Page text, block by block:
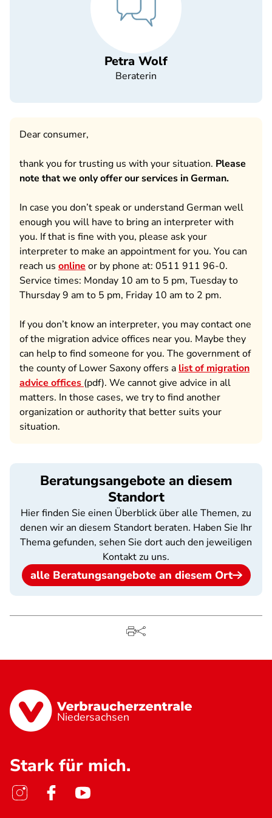
Petra Wolf
Beraterin
Dear consumer,
thank you for trusting us with your situation. Please
note that we only offer our services in German.
In case you don’t speak or understand German well
enough you will have to bring an interpreter with
you. If that is fine with you, please ask your
interpreter to make an appointment for you. You can
reach us online or by phone at: 0511 911 96-0.
Service times: Monday 10 am to 5 pm, Tuesday to
Thursday 9 am to 5 pm, Friday 10 am to 2 pm.
If you don’t know an interpreter, you may contact one
of the migration advice offices near you. Maybe they
can help to find someone for you. The government of
the county of Lower Saxony offers a list of migration
advice offices (pdf). We cannot give advice in all
matters. In those cases, we try to find another
organization or authority that better suits your
situation.
Beratungsangebote an diesem
Standort
Hier finden Sie einen Überblick über alle Themen, zu
denen wir an diesem Standort beraten. Haben Sie Ihr
Thema gefunden, sehen Sie dort auch den jeweiligen
Kontakt zu uns.
alle Beratungsangebote an diesem Ort
Niedersachsen
Stark für mich.